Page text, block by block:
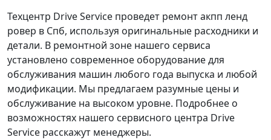
Техцентр Drive Service проведет ремонт акпп ленд
ровер в Спб, используя оригинальные расходники и
детали. В ремонтной зоне нашего сервиса
установлено современное оборудование для
обслуживания машин любого года выпуска и любой
модификации. Мы предлагаем разумные цены и
обслуживание на высоком уровне. Подробнее о
возможностях нашего сервисного центра Drive
Service расскажут менеджеры.